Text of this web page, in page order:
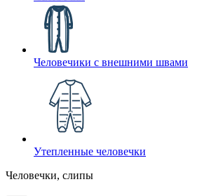
Человечики с внешними швами
Утепленные человечки
Человечки, слипы